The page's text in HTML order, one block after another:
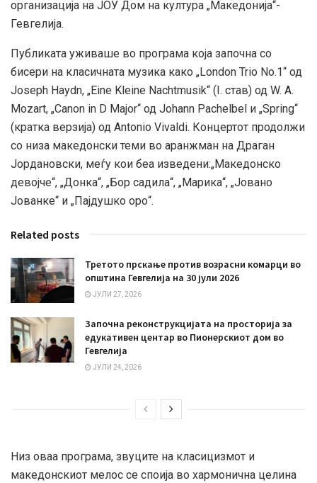
организација на ЈОУ Дом на култура „Македонија“-
Гевгелија.
Публиката уживаше во програма која започна со
бисери на класичната музика како „London Trio No.1“ од
Joseph Haydn, „Eine Kleine Nachtmusik“ (I. став) од W. A.
Mozart, „Canon in D Major“ од Johann Pachelbel и „Spring“
(кратка верзија) од Antonio Vivaldi. Концертот продолжи
со низа македонски теми во аранжман на Драган
Јордановски, меѓу кои беа изведени:„Македонско
девојче“, „Донка“, „Бор садила“, „Марика“, „Јовано
Јованке“ и „Пајдушко оро“.
Related posts
Третото прскање против возрасни комарци во
општина Гевгелија на 30 јули 2026
ЈУЛИ 27, 2026
Започна реконструкцијата на просторија за
едукативен центар во Пионерскиот дом во
Гевгелија
ЈУЛИ 24, 2026
Низ оваа програма, звуците на класицизмот и
македонскиот мелос се споија во хармонична целина